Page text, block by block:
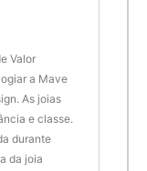
Valor
a Mave
As joias
e classe.
durante
da joia